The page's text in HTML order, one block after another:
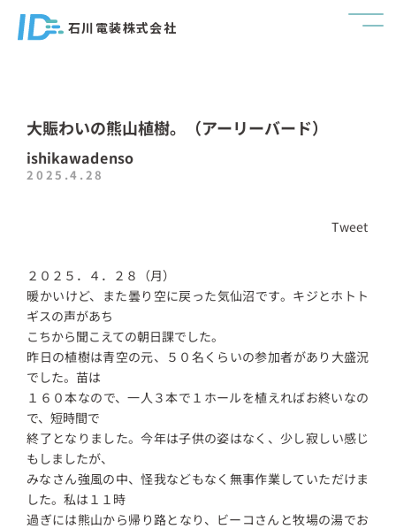
石川電装株式会社
大賑わいの熊山植樹。（アーリーバード）
ishikawadenso
2025.4.28
Tweet
２０２５．４．２８（月）
暖かいけど、また曇り空に戻った気仙沼です。キジとホトト
ギスの声があち
こちから聞こえての朝日課でした。
昨日の植樹は青空の元、５０名くらいの参加者があり大盛況
でした。苗は
１６０本なので、一人３本で１ホールを植えればお終いなの
で、短時間で
終了となりました。今年は子供の姿はなく、少し寂しい感じ
もしましたが、
みなさん強風の中、怪我などもなく無事作業していただけま
した。私は１１時
過ぎには熊山から帰り路となり、ビーコさんと牧場の湯でお